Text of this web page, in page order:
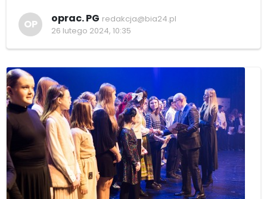
OP oprac. PG redakcja@bia24.pl
26 lutego 2024, 10:35